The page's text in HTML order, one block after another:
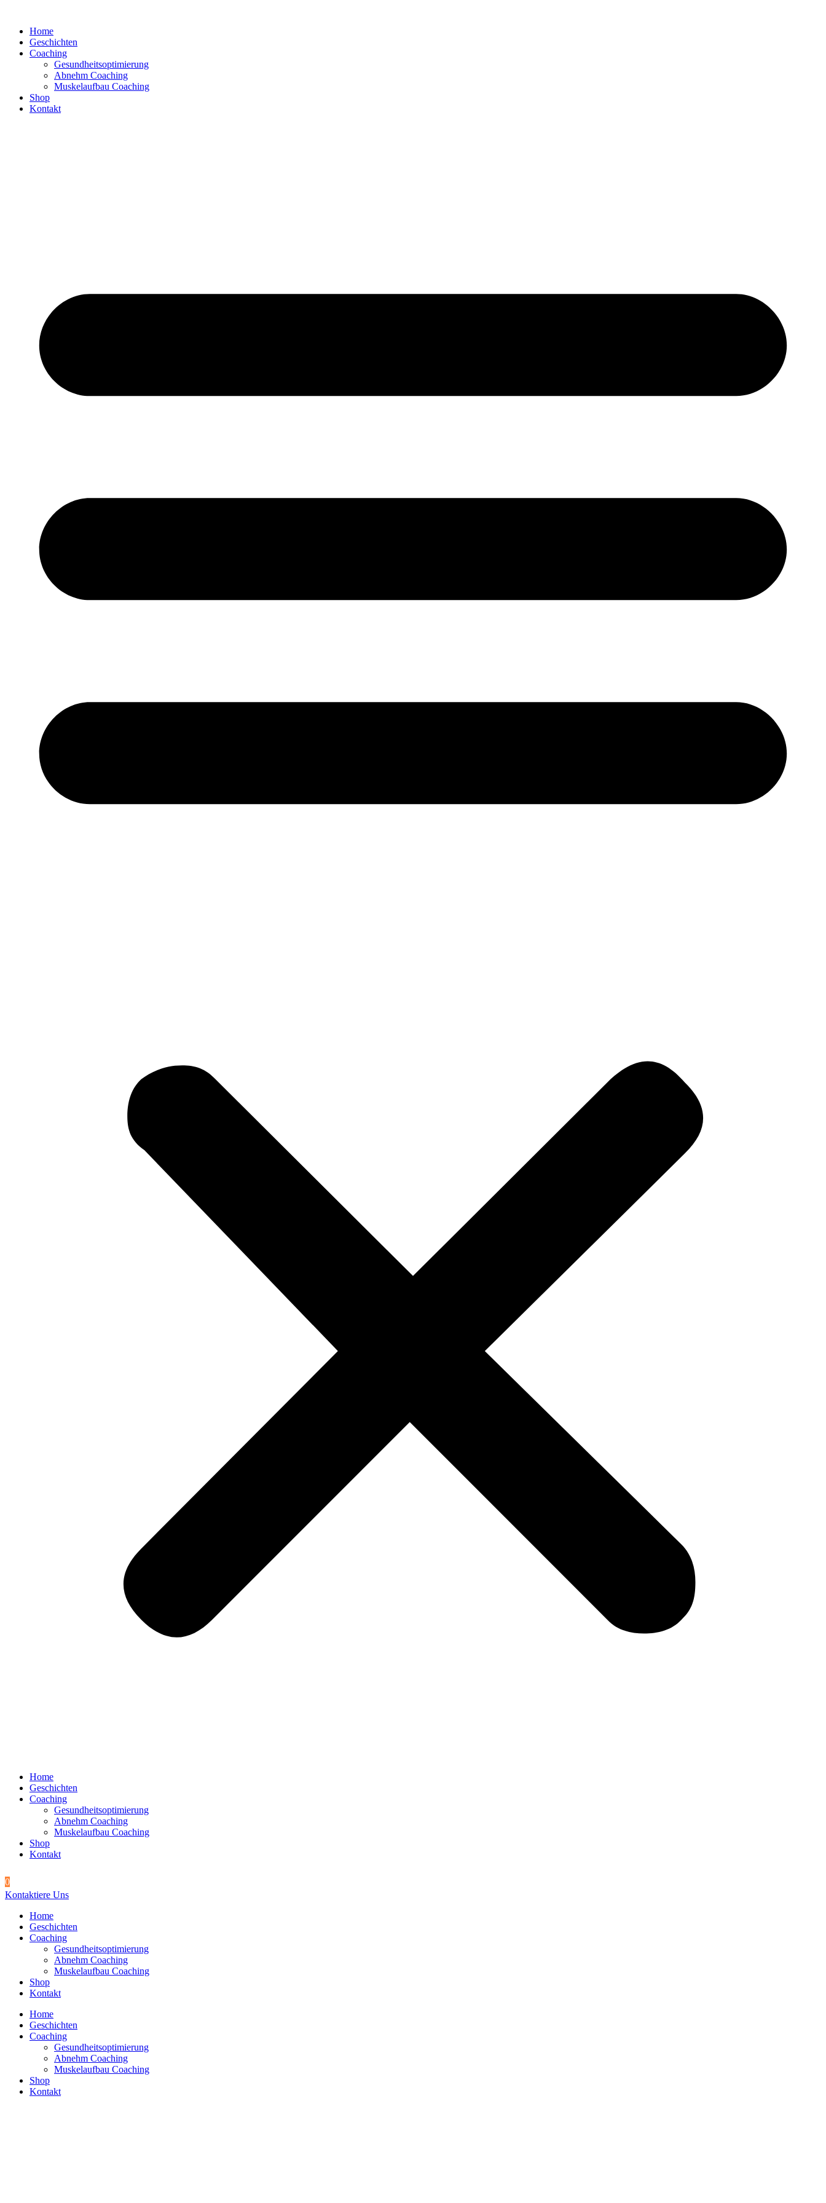
springenHome
Geschichten
Coaching
Gesundheitsoptimierung
Abnehm Coaching
Muskelaufbau Coaching
Shop
Kontakt
Home
Geschichten
Coaching
Gesundheitsoptimierung
Abnehm Coaching
Muskelaufbau Coaching
Shop
Kontakt
0
Kontaktiere Uns
Home
Geschichten
Coaching
Gesundheitsoptimierung
Abnehm Coaching
Muskelaufbau Coaching
Shop
Kontakt
Home
Geschichten
Coaching
Gesundheitsoptimierung
Abnehm Coaching
Muskelaufbau Coaching
Shop
Kontakt